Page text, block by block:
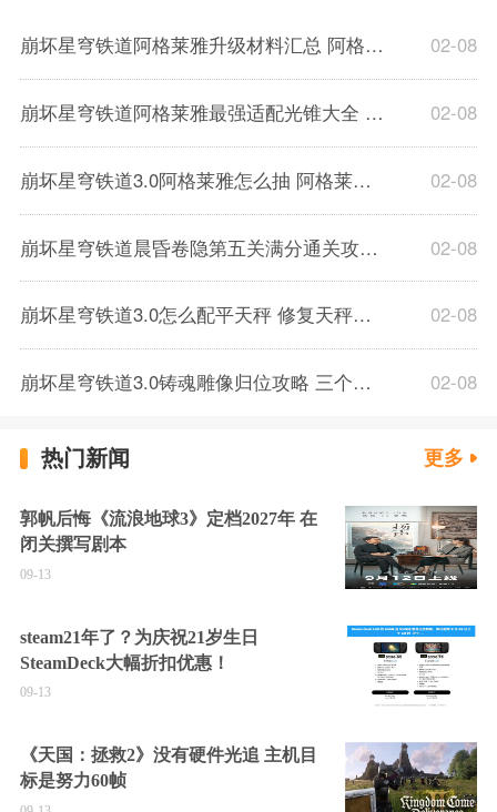
崩坏星穹铁道阿格莱雅升级材料汇总 阿格莱雅突破材料清单一览 02-08
崩坏星穹铁道阿格莱雅最强适配光锥大全 阿格莱雅光锥该怎么选 02-08
崩坏星穹铁道3.0阿格莱雅怎么抽 阿格莱雅0+0还是1+0 02-08
崩坏星穹铁道晨昏卷隐第五关满分通关攻略 一声勇者的呐喊试用角色SS攻略 02-08
崩坏星穹铁道3.0怎么配平天秤 修复天秤流程攻略 02-08
崩坏星穹铁道3.0铸魂雕像归位攻略 三个雕像位置一览 02-08
热门新闻 更多
郭帆后悔《流浪地球3》定档2027年 在
闭关撰写剧本
09-13
steam21年了？为庆祝21岁生日
SteamDeck大幅折扣优惠！
09-13
《天国：拯救2》没有硬件光追 主机目
标是努力60帧